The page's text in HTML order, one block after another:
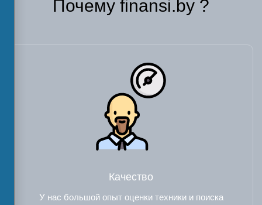
Почему finansi.by ?
Качество
У нас большой опыт оценки техники и поиска